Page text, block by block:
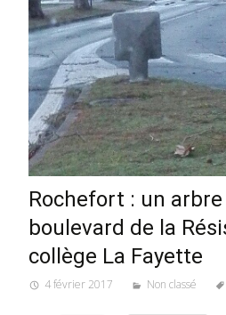
Rochefort : un
boulevard de la
collège La Fayette
4 février 2017 Non classé